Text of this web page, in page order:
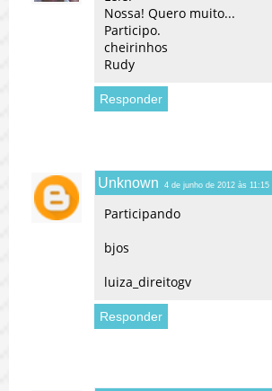
Nossa! Quero muito...
Participo.
cheirinhos
Rudy
Responder
Unknown 4 de junho de 2012 às 11:15
Participando
bjos
luiza_direitogv
Responder